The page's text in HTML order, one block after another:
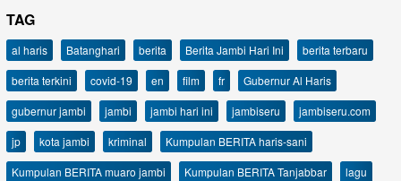
TAG
al haris Batanghari berita Berita Jambi Hari Ini
berita terbaru
berita terkini
covid-19 en film fr
Gubernur Al Haris
gubernur jambi
jambi jambi hari ini jambiseru
jambiseru.com
jp
kota jambi kriminal
Kumpulan BERITA haris-sani
Kumpulan BERITA muaro jambi
Kumpulan BERITA Tanjabbar
lagu